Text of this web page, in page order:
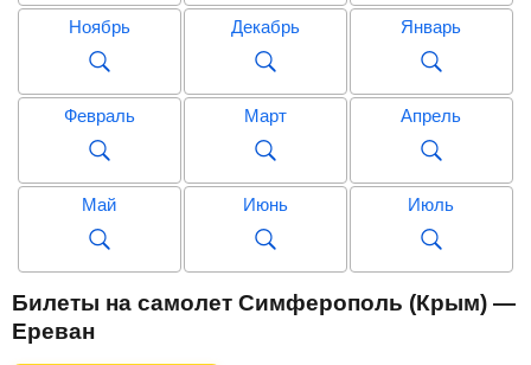
Ноябрь Декабрь Январь
Февраль Март Апрель
Май Июнь Июль
Сентябрь Октябрь
Билеты на самолет Симферополь (Крым) —
Ереван